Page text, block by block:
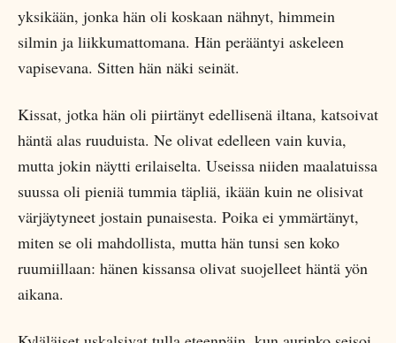
yksikään, jonka hän oli koskaan nähnyt, himmein
silmin ja liikkumattomana. Hän perääntyi askeleen
vapisevana. Sitten hän näki seinät.
Kissat, jotka hän oli piirtänyt edellisenä iltana, katsoivat
häntä alas ruuduista. Ne olivat edelleen vain kuvia,
mutta jokin näytti erilaiselta. Useissa niiden maalatuissa
suussa oli pieniä tummia täpliä, ikään kuin ne olisivat
värjäytyneet jostain punaisesta. Poika ei ymmärtänyt,
miten se oli mahdollista, mutta hän tunsi sen koko
ruumiillaan: hänen kissansa olivat suojelleet häntä yön
aikana.